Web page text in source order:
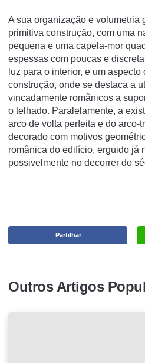
A sua organização e volumetria
primitiva construção, com uma
pequena e uma capela-mor
espessas com poucas e
luz para o interior, e um
construção, onde se destaca a
vincadamente românicos a
o telhado. Paralelamente, a
arco de volta perfeita e do arco-
decorado com motivos
românica do edifício, erguido já
possivelmente no decorrer do
Partilhar
Outros Artigos